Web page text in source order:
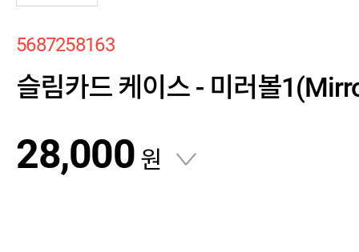
5687258163
슬림카드 케이스 - 미러볼
28,000 원